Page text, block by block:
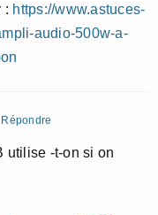
: https://www.astuces-
audio-500w-a-
utilise -t-on si on